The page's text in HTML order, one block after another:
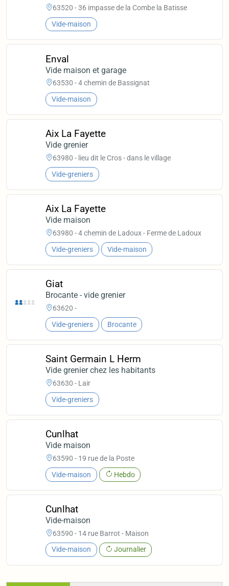
63520 - 36 impasse de la Combe la Batisse
Vide-maison
Enval
Vide maison et garage
63530 - 4 chemin de Bassignat
Vide-maison
Aix La Fayette
Vide grenier
63980 - lieu dit le Cros - dans le village
Vide-greniers
Aix La Fayette
Vide maison
63980 - 4 chemin de Ladoux - Ferme de Ladoux
Vide-greniers Vide-maison
Giat
Brocante - vide grenier
63620 -
Vide-greniers Brocante
Saint Germain L Herm
Vide grenier chez les habitants
63630 - Lair
Vide-greniers
Cunlhat
Vide maison
63590 - 19 rue de la Poste
Vide-maison Hebdo
Cunlhat
Vide-maison
63590 - 14 rue Barrot - Maison
Vide-maison Journalier